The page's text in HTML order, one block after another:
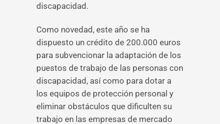
discapacidad.
Como novedad, este año se ha
dispuesto un crédito de 200.000 euros
para subvencionar la adaptación de los
puestos de trabajo de las personas con
discapacidad, así como para dotar a
los equipos de protección personal y
eliminar obstáculos que dificulten su
trabajo en las empresas de mercado